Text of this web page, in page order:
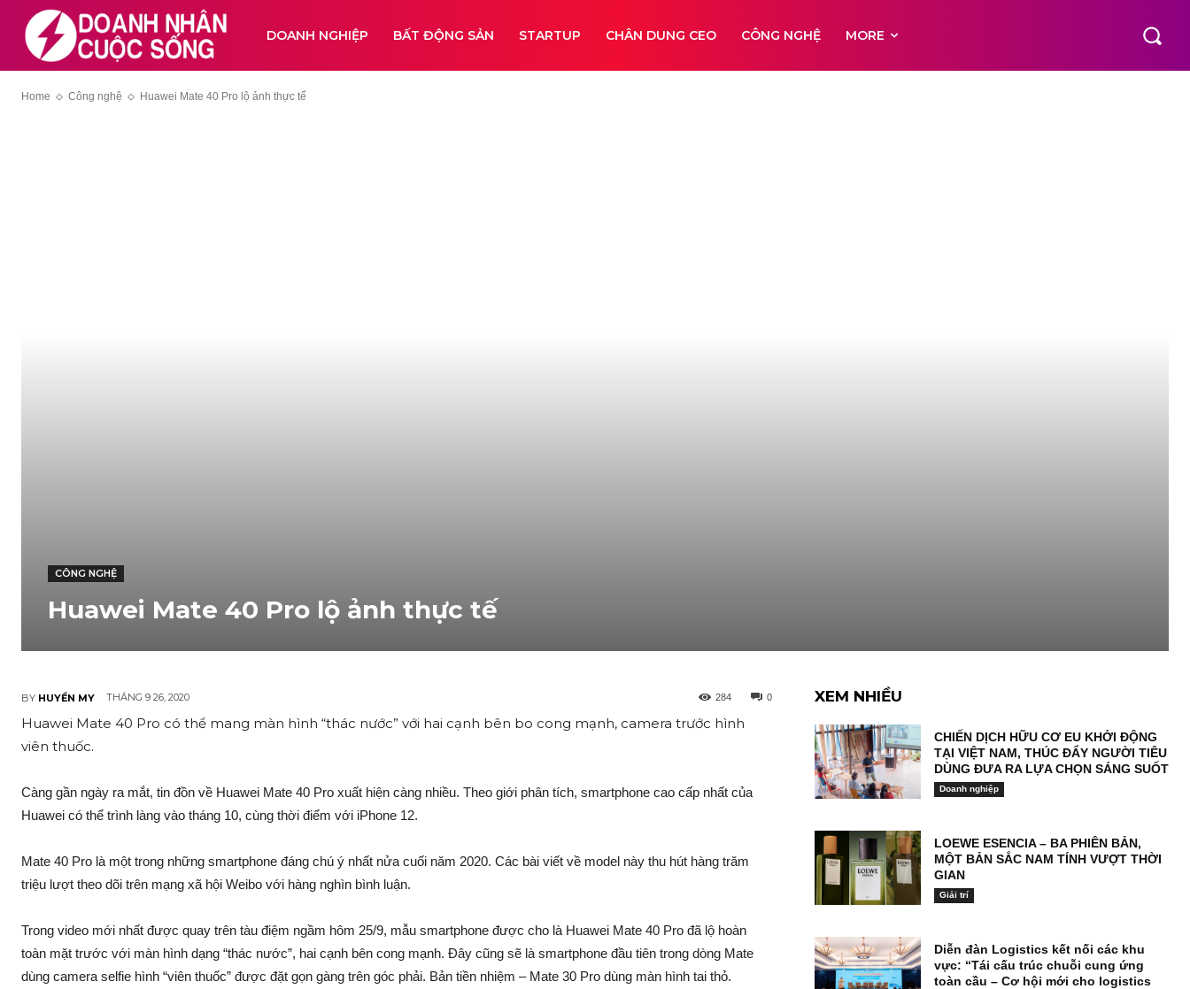
DOANH NGHIỆP BẤT ĐỘNG SẢN STARTUP CHÂN DUNG CEO CÔNG NGHỆ MORE
Home Công nghệ Huawei Mate 40 Pro lộ ảnh thực tế
CÔNG NGHỆ
Huawei Mate 40 Pro lộ ảnh thực tế
BY HUYỀN MY THÁNG 9 26, 2020 0
284
Huawei Mate 40 Pro có thể mang màn hình “thác nước” với hai cạnh bên bo cong mạnh, camera trước hình
viên thuốc.
Càng gần ngày ra mắt, tin đồn về Huawei Mate 40 Pro xuất hiện càng nhiều. Theo giới phân tích, smartphone cao cấp nhất của
Huawei có thể trình làng vào tháng 10, cùng thời điểm với iPhone 12.
Mate 40 Pro là một trong những smartphone đáng chú ý nhất nửa cuối năm 2020. Các bài viết về model này thu hút hàng trăm
triệu lượt theo dõi trên mạng xã hội Weibo với hàng nghìn bình luận.
Trong video mới nhất được quay trên tàu điệm ngầm hôm 25/9, mẫu smartphone được cho là Huawei Mate 40 Pro đã lộ hoàn
toàn mặt trước với màn hình dạng “thác nước”, hai cạnh bên cong mạnh. Đây cũng sẽ là smartphone đầu tiên trong dòng Mate
dùng camera selfie hình “viên thuốc” được đặt gọn gàng trên góc phải. Bản tiền nhiệm – Mate 30 Pro dùng màn hình tai thỏ.
XEM NHIỀU
CHIẾN DỊCH HỮU CƠ EU KHỞI ĐỘNG
TẠI VIỆT NAM, THÚC ĐẨY NGƯỜI TIÊU
DÙNG ĐƯA RA LỰA CHỌN SÁNG SUỐT
Doanh nghiệp
LOEWE ESENCIA – BA PHIÊN BẢN,
MỘT BẢN SẮC NAM TÍNH VƯỢT THỜI
GIAN
Giải trí
Diễn đàn Logistics kết nối các khu
vực: “Tái cấu trúc chuỗi cung ứng
toàn cầu – Cơ hội mới cho logistics